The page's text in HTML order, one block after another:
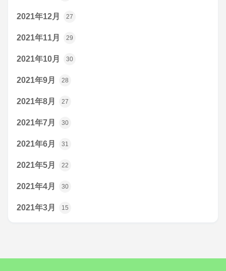
2021年12月 27
2021年11月 29
2021年10月 30
2021年9月 28
2021年8月 27
2021年7月 30
2021年6月 31
2021年5月 22
2021年4月 30
2021年3月 15